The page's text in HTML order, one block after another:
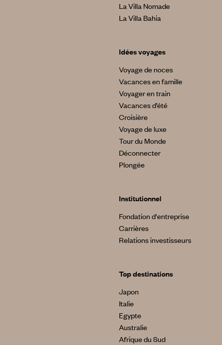
La Villa Nomade
La Villa Bahia
Idées voyages
Voyage de noces
Vacances en famille
Voyager en train
Vacances d’été
Croisière
Voyage de luxe
Tour du Monde
Déconnecter
Plongée
Institutionnel
Fondation d'entreprise
Carrières
Relations investisseurs
Top destinations
Japon
Italie
Egypte
Australie
Afrique du Sud